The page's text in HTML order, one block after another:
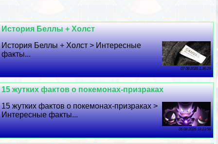
История Беллы + Холст
История Беллы + Холст > Интересные
факты...
07 08 2026 1:36:29
15 жутких фактов о покемонах-призpaках
15 жутких фактов о покемонах-призpaках >
Интересные факты...
06 08 2026 18:23:56